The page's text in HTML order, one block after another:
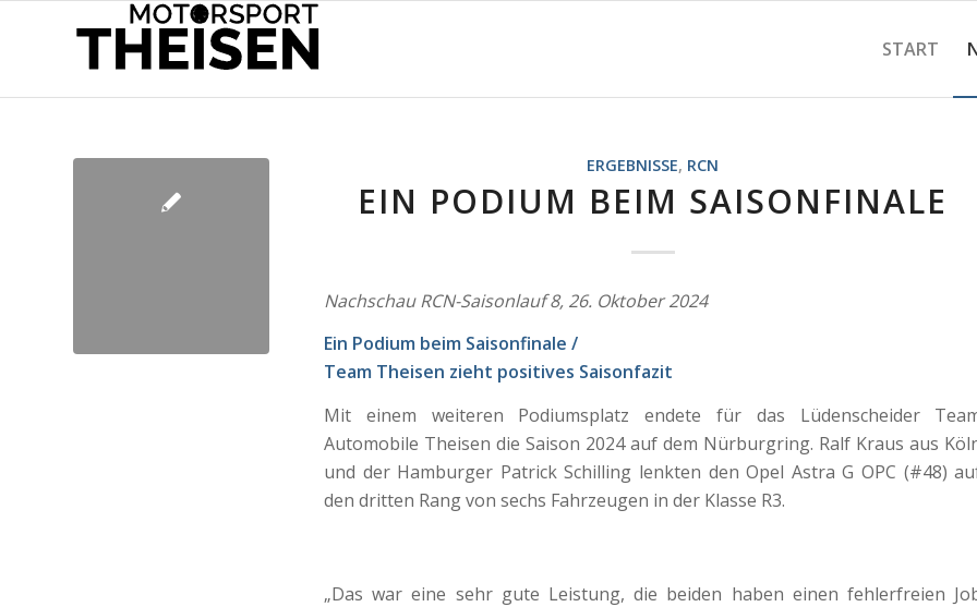
START
ERGEBNISSE, RCN
EIN PODIUM BEIM SAISONFINALE
Nachschau RCN-Saisonlauf 8, 26. Oktober 2024
Ein Podium beim Saisonfinale /
Team Theisen zieht positives Saisonfazit
Mit einem weiteren Podiumsplatz endete für das Lüdenscheider
Automobile Theisen die Saison 2024 auf dem Nürburgring. Ralf Kraus aus
und der Hamburger Patrick Schilling lenkten den Opel Astra G OPC (#48)
den dritten Rang von sechs Fahrzeugen in der Klasse R3.
„Das war eine sehr gute Leistung, die beiden haben einen fehlerfreien